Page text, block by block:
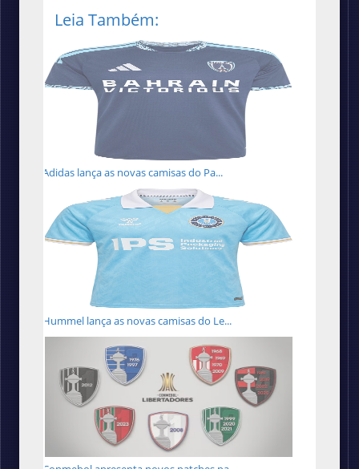
Leia Também:
Adidas lança as novas camisas do Pa...
Hummel lança as novas camisas do Le...